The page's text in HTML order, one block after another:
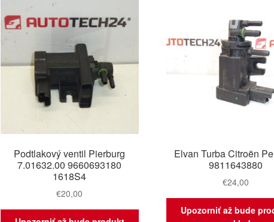
Podtlakový ventil Pierburg
7.01632.00 9660693180
1618S4
€20,00
Elvan Turba Citroën
9811643880
€24,00
Upozorniť až bude